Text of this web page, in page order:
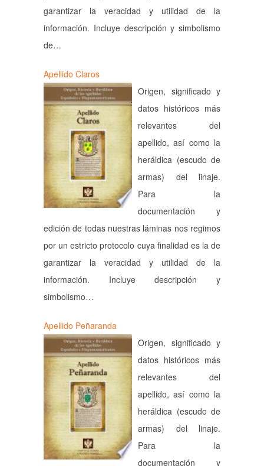
garantizar la veracidad y utilidad de la
información. Incluye descripción y simbolismo
de…
Apellido Claros
Origen, significado y
datos históricos más
relevantes del
apellido, así como la
heráldica (escudo de
armas) del linaje.
Para la
documentación y
edición de todas nuestras láminas nos regimos
por un estricto protocolo cuya finalidad es la de
garantizar la veracidad y utilidad de la
información. Incluye descripción y
simbolismo…
Apellido Peñaranda
Origen, significado y
datos históricos más
relevantes del
apellido, así como la
heráldica (escudo de
armas) del linaje.
Para la
documentación y